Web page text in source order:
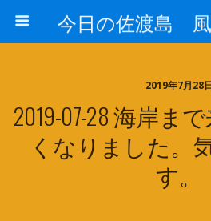
2019年7月28
2019-07-28 海岸ま
くなりました。
す。